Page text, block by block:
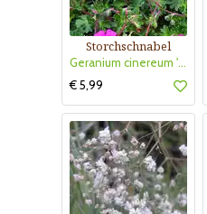
Storchschnabel
Geranium cinereum 'Giuseppii'
€ 5,99